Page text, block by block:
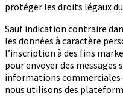
protéger les droits légaux
Sauf indication contraire
les données à caractère
l’inscription à des fins
pour envoyer des
informations commerciales
nous utilisons des